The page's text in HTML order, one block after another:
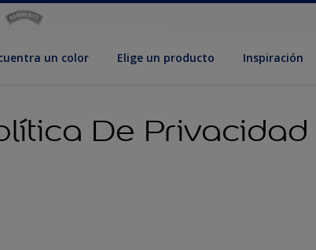
un color Elige un producto Inspiración
De Privacidad